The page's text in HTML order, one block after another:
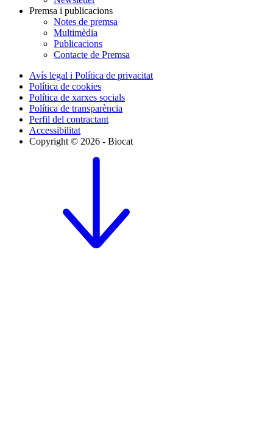
Premsa i publicacions
Notes de premsa
Multimèdia
Publicacions
Contacte de Premsa
Avís legal i Política de privacitat
Política de cookies
Política de xarxes socials
Política de transparència
Perfil del contractant
Accessibilitat
Copyright © 2026 - Biocat